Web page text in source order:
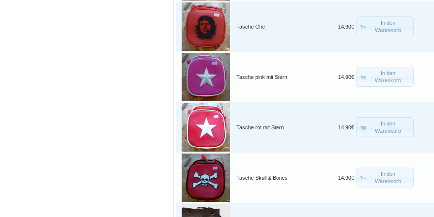
Tasche Che 14.90€
In den
Warenkorb
Tasche pink mit Stern 14.90€
In den
Warenkorb
Tasche rot mit Stern 14.90€
In den
Warenkorb
Tasche Skull & Bones 14.90€
In den
Warenkorb